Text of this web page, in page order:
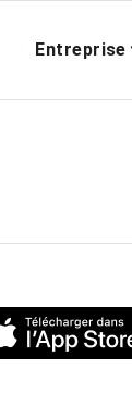
Entreprise